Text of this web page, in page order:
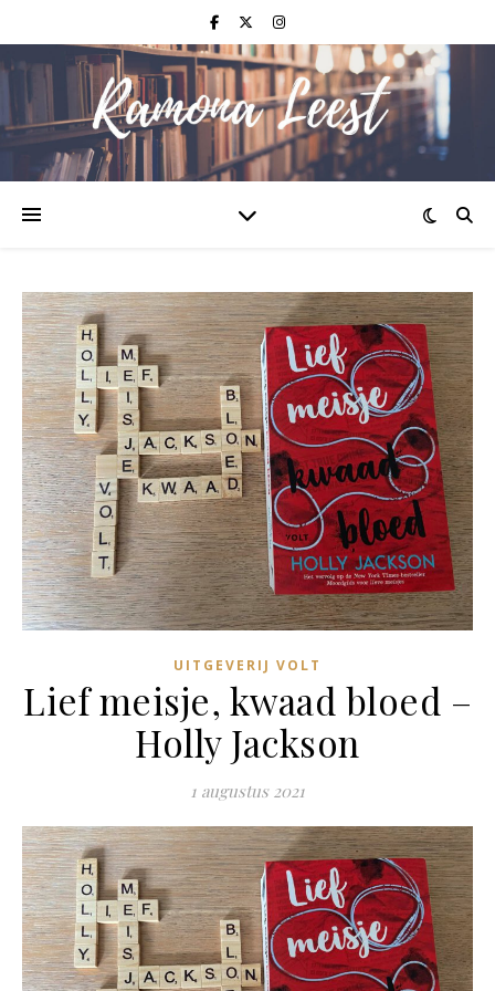
UITGEVERIJ VOLT
Lief meisje, kwaad bloed –
Holly Jackson
1 augustus 2021